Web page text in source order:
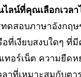
ลน์ที่คุณเลือกเวลา
ดสอบภาษาอังกฤ
ที่เงียบสงบใดๆ ที่
ทอร์เน็ต ความยืด
ลาที่เหมาะสมกับต